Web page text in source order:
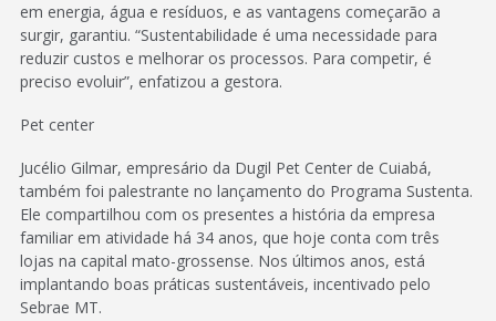
em energia, água e resíduos, e as vantagens começarão a
surgir, garantiu. “Sustentabilidade é uma necessidade para
reduzir custos e melhorar os processos. Para competir, é
preciso evoluir”, enfatizou a gestora.
Pet center
Jucélio Gilmar, empresário da Dugil Pet Center de Cuiabá,
também foi palestrante no lançamento do Programa Sustenta.
Ele compartilhou com os presentes a história da empresa
familiar em atividade há 34 anos, que hoje conta com três
lojas na capital mato-grossense. Nos últimos anos, está
implantando boas práticas sustentáveis, incentivado pelo
Sebrae MT.